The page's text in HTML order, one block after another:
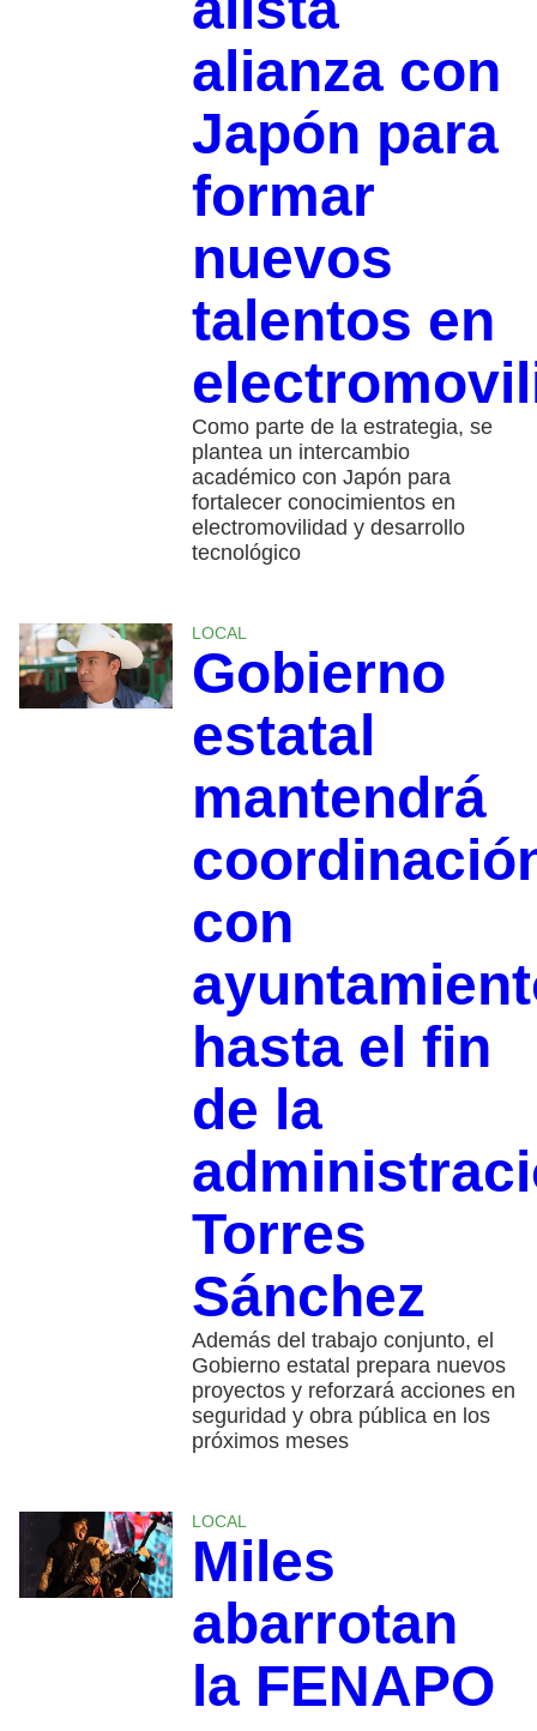
alianza con
Japón para
formar
nuevos
talentos en
Como parte de la estrategia, se
plantea un intercambio
académico con Japón para
fortalecer conocimientos en
electromovilidad y desarrollo
tecnológico
LOCAL
Gobierno
estatal
mantendrá
con
hasta el fin
de la
Torres
Sánchez
Además del trabajo conjunto, el
Gobierno estatal prepara nuevos
proyectos y reforzará acciones en
seguridad y obra pública en los
próximos meses
LOCAL
Miles
abarrotan
la FENAPO